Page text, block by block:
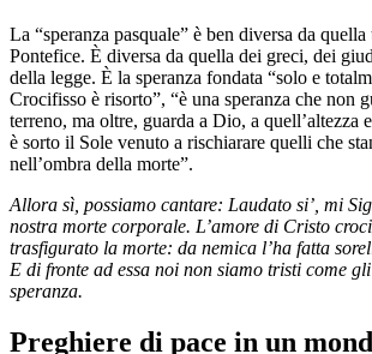
La “speranza pasquale” è ben diversa da
Pontefice. È diversa da quella dei greci, dei
della legge. È la speranza fondata “solo e
Crocifisso è risorto”, “è una speranza che non
terreno, ma oltre, guarda a Dio, a quell’altezza
è sorto il Sole venuto a rischiarare quelli che
nell’ombra della morte”.
Allora sì, possiamo cantare: Laudato si’, mi
nostra morte corporale. L’amore di Cristo
trasfigurato la morte: da nemica l’ha fatta
E di fronte ad essa noi non siamo tristi come
speranza.
Preghiere di pace in un